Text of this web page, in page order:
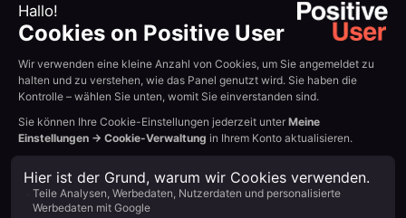
Blinkende Tab-Nachrichten, die
der Session zu einem anderen Tab
gewechselt haben.